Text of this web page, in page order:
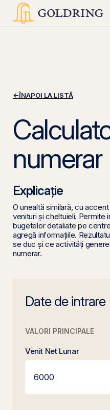
←ÎNAPOI LA LISTĂ
numerar
Explicație
O unealtă similară, cu
venituri și cheltuieli. Permite
bugetelor detaliate pe
agregă informațiile.
se duc și ce activități
numerar.
Date de intrare
VALORI PRINCIPALE
Venit Net Lunar